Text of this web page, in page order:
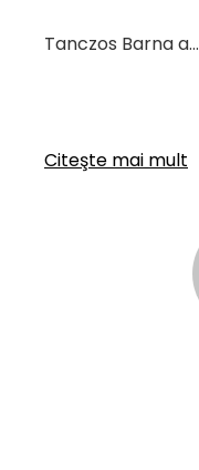
Tanczos Barna a…
Citeşte mai mult